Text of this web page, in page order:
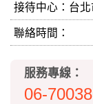
接待中心：台
聯絡時間：
服務專線：
06-